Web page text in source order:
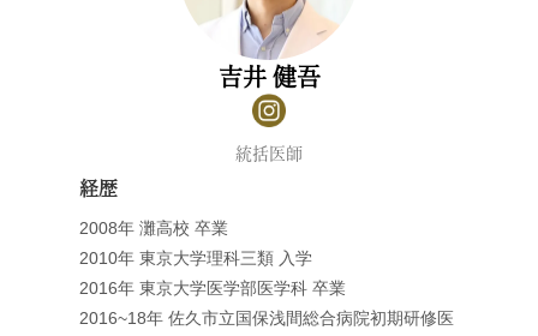
吉井 健吾
統括医師
経歴
2008年 灘高校 卒業
2010年 東京大学理科三類 入学
2016年 東京大学医学部医学科 卒業
2016~18年 佐久市立国保浅間総合病院初期研修医